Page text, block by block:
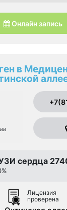
Онлайн запись
в
сердца
Лицензия
проверена